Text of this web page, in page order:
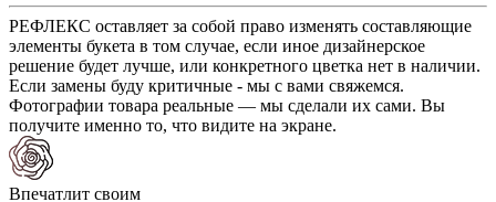
РЕФЛЕКС оставляет за собой право изменять составляющие
элементы букета в том случае, если иное дизайнерское
решение будет лучше, или конкретного цветка нет в наличии.
Если замены буду критичные - мы с вами свяжемся.
Фотографии товара реальные — мы сделали их сами. Вы
получите именно то, что видите на экране.
Впечатлит своим